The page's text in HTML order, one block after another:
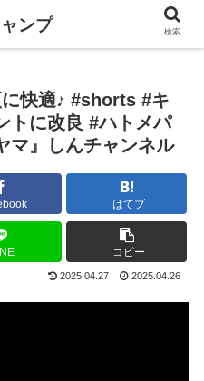
快適♪ #shorts #キ
トに改良 #ハトメパ
マ』しんチャンネル
はてブ
コピー
2025.04.27 2025.04.26
ンプ 検索